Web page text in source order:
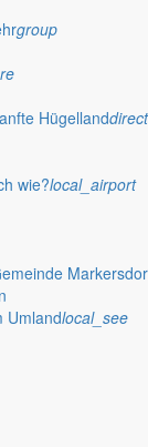
group
Hügelland
wie?local_airport
Umlandlocal_see
ein
Elternteil am